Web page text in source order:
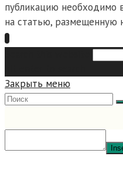
публикацию необходимо
на статью, размещенную
Закрыть меню